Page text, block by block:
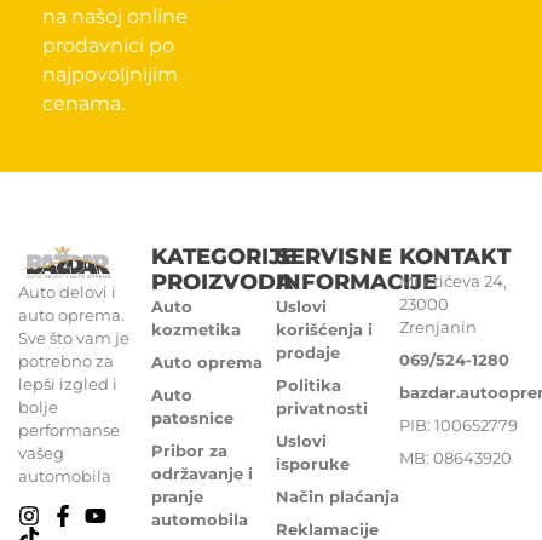
na našoj online
prodavnici po
najpovoljnijim
cenama.
Auto delovi i
auto oprema.
Sve što vam je
potrebno za
lepši izgled i
bolje
performanse
vašeg
automobila
KATEGORIJE
PROIZVODA
Auto
kozmetika
Auto oprema
Auto
patosnice
Pribor za
održavanje i
pranje
automobila
SERVISNE
INFORMACIJE
Uslovi
korišćenja i
prodaje
Politika
privatnosti
Uslovi
isporuke
Način plaćanja
Reklamacije
KONTAKT
Miletićeva 24,
23000
Zrenjanin
069/524-1280
PIB: 100652779
MB: 08643920